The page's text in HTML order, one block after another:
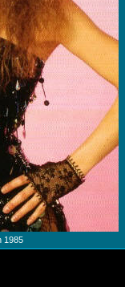
1985